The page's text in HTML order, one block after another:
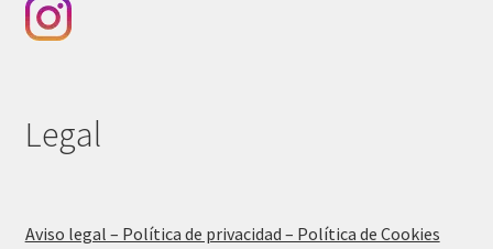
Legal
Aviso legal – Política de privacidad – Política de Cookies